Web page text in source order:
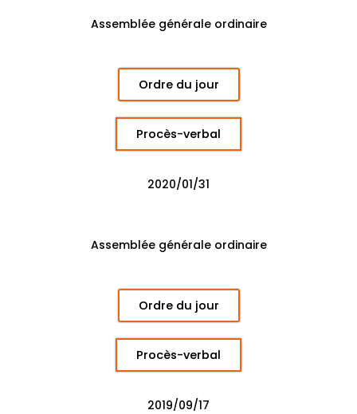
Assemblée générale ordinaire
Ordre du jour
Procès-verbal
2020/01/31
Assemblée générale ordinaire
Ordre du jour
Procès-verbal
2019/09/17